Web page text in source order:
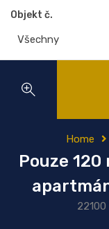
Objekt č.
Home
Pouze